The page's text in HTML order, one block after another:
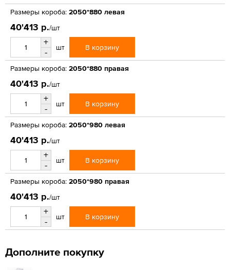
Размеры короба: 2050*880 левая
40'413 р./шт
+
-
шт В корзину
Размеры короба: 2050*880 правая
40'413 р./шт
+
-
шт В корзину
Размеры короба: 2050*980 левая
40'413 р./шт
+
-
шт В корзину
Размеры короба: 2050*980 правая
40'413 р./шт
+
-
шт В корзину
Дополните покупку